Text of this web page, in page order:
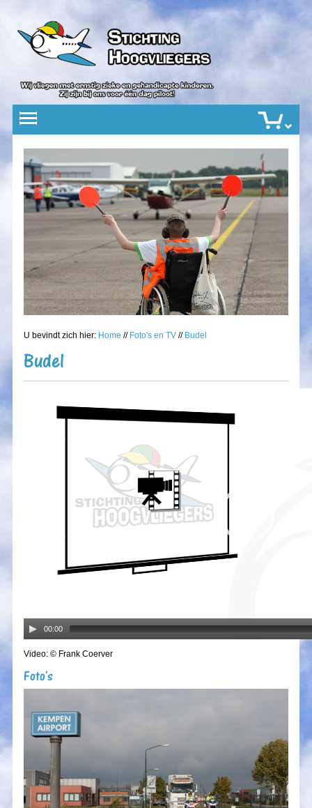
U bevindt zich hier: Home // Foto's en TV // Budel
Budel
00:00
Video: © Frank Coerver
Foto's